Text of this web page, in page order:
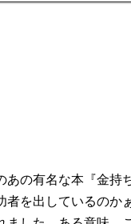
あの有名な本『金持
者を出しているのか